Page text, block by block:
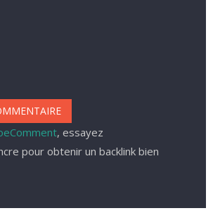
, essayez
pour obtenir un backlink bien